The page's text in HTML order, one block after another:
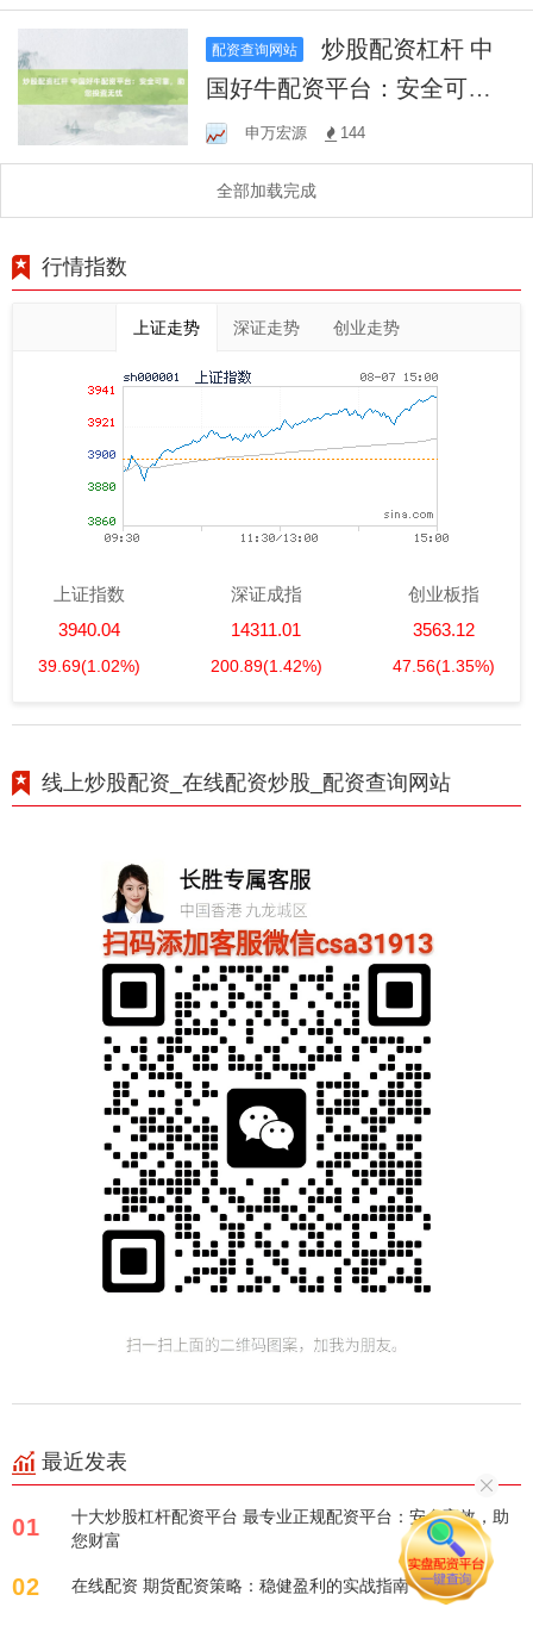
配资查询网站
炒股配资杠杆 中
国好牛配资平台：安全可
靠，助您投资无忧
申万宏源 144
全部加载完成
行情指数
上证走势 深证走势 创业走势
上证指数
3940.04
39.69(1.02%)
深证成指
14311.01
200.89(1.42%)
创业板指
3563.12
47.56(1.35%)
线上炒股配资_在线配资炒股_配资查询网站
最近发表
01
十大炒股杠杆配资平台 最专业正规配资平台：安全高效，助
您财富
02 在线配资 期货配资策略：稳健盈利的实战指南